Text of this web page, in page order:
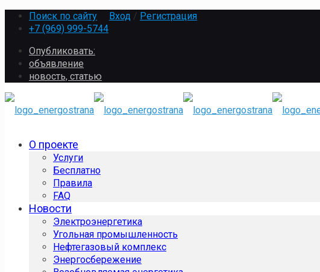
Поиск по сайту Вход / Регистрация
+7 (969) 999-5744
Опубликовать:
объявление
новость, статью
О проекте
Услуги
Бесплатно
Правила
FAQ
Новости
Электроэнергетика
Угольная промышленность
Нефтегазовый комплекс
Энергосбережение